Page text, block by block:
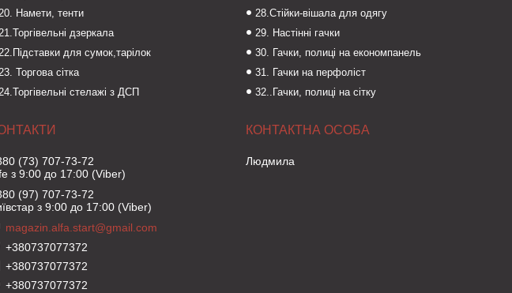
20. Намети, тенти
21.Торгівельні дзеркала
22.Підставки для сумок,тарілок
23. Торгова сітка
24.Торгівельні стелажі з ДСП
28.Стійки-вішала для одягу
29. Настінні гачки
30. Гачки, полиці на економпанель
31. Гачки на перфоліст
32..Гачки, полиці на сітку
(73) 707-73-72
з 9:00 до 17:00 (Viber)
(97) 707-73-72
з 9:00 до 17:00 (Viber)
magazin.alfa.start@gmail.com
+380737077372
+380737077372
+380737077372
Людмила